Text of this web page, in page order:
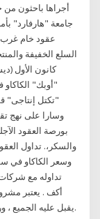
أجراها باحثون
عقود خام
"أوبك"
"تكتل إنتاجى"
وسارا على نهج
بورصة العقود
والسكر،. تداول
وسعر الكاكاو في
أكف . يعتبر
يقبل عليه الجميع ، ورغم غلاء سعر مسحوق الكاكاو إلا أن مزارع الكاكاو ن.